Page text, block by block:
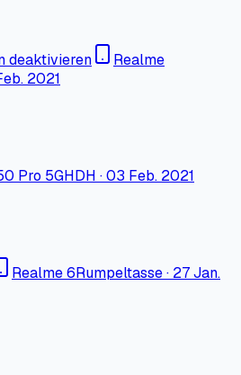
deaktivieren
Realme
2021
Pro 5GHDH ·03 Feb. 2021
Realme 6Rumpeltasse· 27 Jan.